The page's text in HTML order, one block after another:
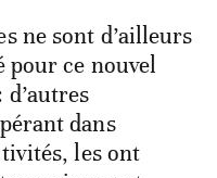
ne sont d’ailleurs
pour ce nouvel
dans
les ont